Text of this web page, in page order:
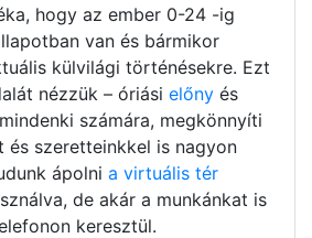
hogy az ember 0-24 -ig
van és bármikor
külvilági történésekre. Ezt
nézzük – óriási előny és
számára, megkönnyíti
és szeretteinkkel is nagyon
ápolni a virtuális tér
de akár a munkánkat is
keresztül.